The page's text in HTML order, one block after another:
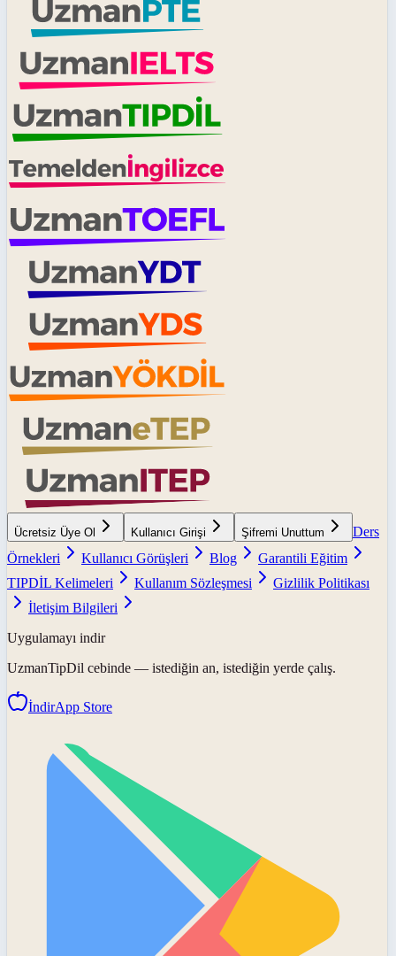
Ücretsiz Üye Ol Kullanıcı Girişi Şifremi Unuttum
Ders
Örnekleri
Kullanıcı Görüşleri Blog
Garantili Eğitim
TIPDİL Kelimeleri
Kullanım Sözleşmesi
Gizlilik Politikası
İletişim Bilgileri
Uygulamayı indir
UzmanTipDil cebinde — istediğin an, istediğin yerde çalış.
İndirApp Store